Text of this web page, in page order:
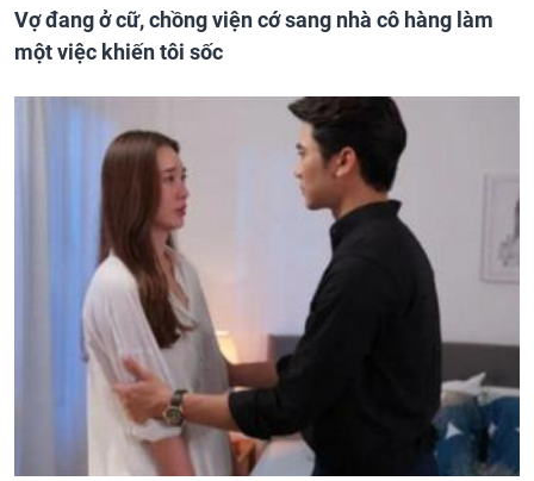
Vợ đang ở cữ, chồng viện cớ sang nhà cô hàng làm
một việc khiến tôi sốc